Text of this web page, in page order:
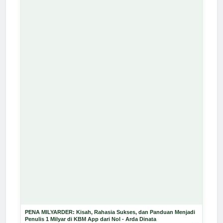
PENA MILYARDER: Kisah, Rahasia Sukses, dan Panduan Menjadi
Penulis 1 Milyar di KBM App dari Nol - Arda Dinata